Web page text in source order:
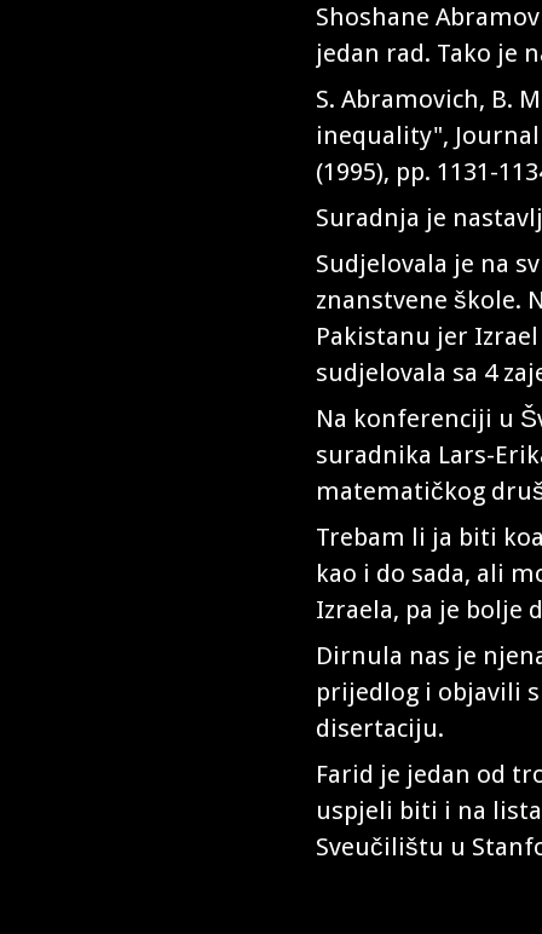
Shoshane
jedan rad. Tako je
S. Abramovich, B.
inequality",
(1995), pp. 1131-
Suradnja je
Sudjelovala je na
znanstvene škole.
Pakistanu jer
sudjelovala sa 4
Na konferenciji u
suradnika Lars-
matematičkog
Trebam li ja biti
kao i do sada, ali
Izraela, pa je bolje
Dirnula nas je
prijedlog i objavili
disertaciju.
Farid je jedan od
uspjeli biti i na
Sveučilištu u